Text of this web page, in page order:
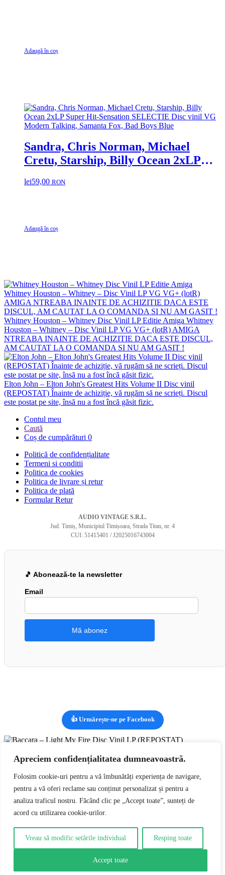
Apreciem confidențialitatea dumneavoastră.
Folosim cookie-uri pentru a vă îmbunătăți experiența de navigare,
pentru a vă oferi reclame sau conținut personalizat și pentru a
analiza traficul nostru. Făcând clic pe „Accept toate”, sunteți de
acord cu utilizarea cookie-urilor.
Vreau să modific setările individual Resping toate
Accept toate
Adaugă în coș
Sandra, Chris Norman, Michael
Cretu, Starship, Billy Ocean 2xLP
vinil VG Modern Talking, Samanta
lei59,00 RON
Adaugă în coș
Whitney Houston – Whitney Disc Vinil LP Editie Amiga Whitney
Houston – Whitney – Disc Vinil LP VG VG+ (lotR) AMIGA
NTREABA INAINTE DE ACHIZITIE DACA ESTE DISCUL,
AM CAUTAT LA O COMANDA SI NU AM GASIT !
Elton John – Elton John's Greatest Hits Volume II Disc vinil
(REPOSTAT) Înainte de achiziție, vă rugăm să ne scrieți. Discul
este postat pe site, însă nu a fost încă găsit fizic.
Contul meu
Caută
Coș de cumpărături 0
Politică de confidențialitate
Termeni si conditii
Politica de cookies
Politica de livrare și retur
Politica de plată
Formular Retur
AUDIO VINTAGE S.R.L.
Jud. Timiș, Municipiul Timișoara, Strada Titan, nr. 4
CUI: 51415401 / J2025016743004
🎵 Abonează-te la newsletter
Email
👍 Urmărește-ne pe Facebook
(REPOSTAT) lei99,00 RON
Coșul tău
Coșul tău este golÎntoarce-te la cumpărături